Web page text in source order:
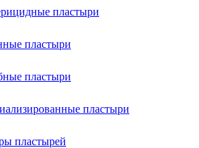
пластыри
пластыри
пластыри
пластыри
пластырей